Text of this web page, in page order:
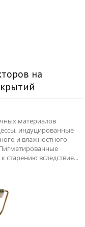
на
материалов
индуцированные
и влажностного
старению вследствие...